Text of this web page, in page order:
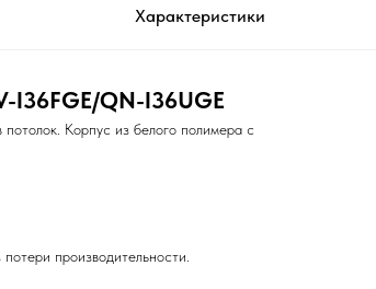
Характеристики
I36FGE/QN-I36UGE
Корпус из белого полимера с
производительности.